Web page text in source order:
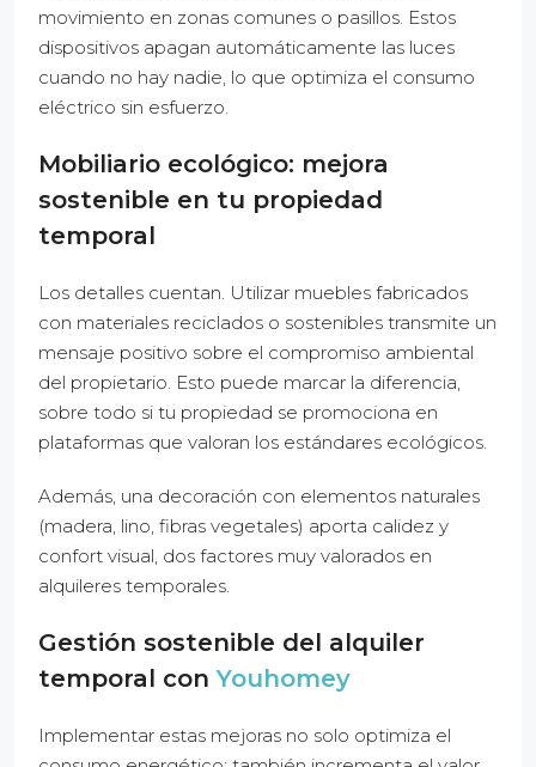
movimiento en zonas comunes o pasillos. Estos
dispositivos apagan automáticamente las luces
cuando no hay nadie, lo que optimiza el consumo
eléctrico sin esfuerzo.
Mobiliario ecológico: mejora
sostenible en tu propiedad
temporal
Los detalles cuentan. Utilizar muebles fabricados
con materiales reciclados o sostenibles transmite un
mensaje positivo sobre el compromiso ambiental
del propietario. Esto puede marcar la diferencia,
sobre todo si tu propiedad se promociona en
plataformas que valoran los estándares ecológicos.
Además, una decoración con elementos naturales
(madera, lino, fibras vegetales) aporta calidez y
confort visual, dos factores muy valorados en
alquileres temporales.
Gestión sostenible del alquiler
temporal conYouhomey
Implementar estas mejoras no solo optimiza el